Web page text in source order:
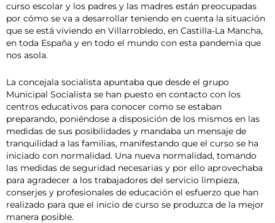
curso escolar y los padres y las madres están preocupadas
por cómo se va a desarrollar teniendo en cuenta la situación
que se está viviendo en Villarrobledo, en Castilla-La Mancha,
en toda España y en todo el mundo con esta pandemia que
nos asola.
La concejala socialista apuntaba que desde el grupo
Municipal Socialista se han puesto en contacto con los
centros educativos para conocer como se estaban
preparando, poniéndose a disposición de los mismos en las
medidas de sus posibilidades y mandaba un mensaje de
tranquilidad a las familias, manifestando que el curso se ha
iniciado con normalidad. Una nueva normalidad, tomando
las medidas de seguridad necesarias y por ello aprovechaba
para agradecer a los trabajadores del servicio limpieza,
conserjes y profesionales de educación el esfuerzo que han
realizado para que el inicio de curso se produzca de la mejor
manera posible.